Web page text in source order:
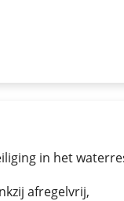
in het
afregelvrij,